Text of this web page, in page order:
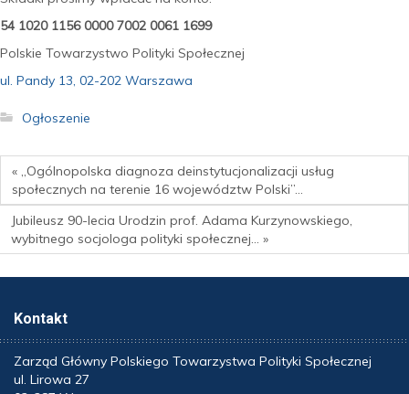
54 1020 1156 0000 7002 0061 1699
Polskie Towarzystwo Polityki Społecznej
ul. Pandy 13, 02-202 Warszawa
Ogłoszenie
« „Ogólnopolska diagnoza deinstytucjonalizacji usług
społecznych na terenie 16 województw Polski”…
Jubileusz 90-lecia Urodzin prof. Adama Kurzynowskiego,
wybitnego socjologa polityki społecznej… »
Kontakt
Zarząd Główny Polskiego Towarzystwa Polityki Społecznej
ul. Lirowa 27